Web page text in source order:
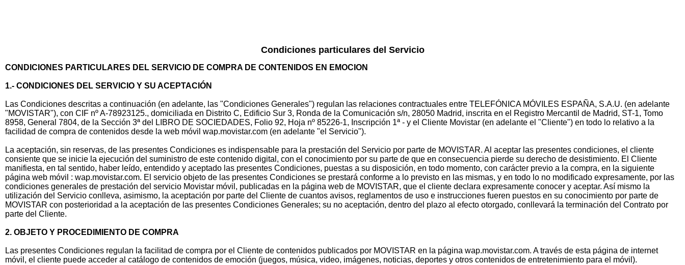
Condiciones particulares del Servicio
CONDICIONES PARTICULARES DEL SERVICIO DE COMPRA DE CONTENIDOS EN EMOCION
1.- CONDICIONES DEL SERVICIO Y SU ACEPTACIÓN
Las Condiciones descritas a continuación (en adelante, las "Condiciones Generales") regulan las relaciones contractuales entre TELEFÓNICA MÓVILES ESPAÑA, S.A.U. (en adelante
"MOVISTAR"), con CIF nº A-78923125., domiciliada en Distrito C, Edificio Sur 3, Ronda de la Comunicación s/n, 28050 Madrid, inscrita en el Registro Mercantil de Madrid, ST-1, Tomo
8958, General 7804, de la Sección 3ª del LIBRO DE SOCIEDADES, Folio 92, Hoja nº 85226-1, Inscripción 1ª - y el Cliente Movistar (en adelante el "Cliente") en todo lo relativo a la
facilidad de compra de contenidos desde la web móvil wap.movistar.com (en adelante "el Servicio").
La aceptación, sin reservas, de las presentes Condiciones es indispensable para la prestación del Servicio por parte de MOVISTAR. Al aceptar las presentes condiciones, el cliente
consiente que se inicie la ejecución del suministro de este contenido digital, con el conocimiento por su parte de que en consecuencia pierde su derecho de desistimiento. El Cliente
manifiesta, en tal sentido, haber leído, entendido y aceptado las presentes Condiciones, puestas a su disposición, en todo momento, con carácter previo a la compra, en la siguiente
página web móvil : wap.movistar.com. El servicio objeto de las presentes Condiciones se prestará conforme a lo previsto en las mismas, y en todo lo no modificado expresamente, por las
condiciones generales de prestación del servicio Movistar móvil, publicadas en la página web de MOVISTAR, que el cliente declara expresamente conocer y aceptar. Así mismo la
utilización del Servicio conlleva, asimismo, la aceptación por parte del Cliente de cuantos avisos, reglamentos de uso e instrucciones fueren puestos en su conocimiento por parte de
MOVISTAR con posterioridad a la aceptación de las presentes Condiciones Generales; su no aceptación, dentro del plazo al efecto otorgado, conllevará la terminación del Contrato por
parte del Cliente.
2. OBJETO Y PROCEDIMIENTO DE COMPRA
Las presentes Condiciones regulan la facilitad de compra por el Cliente de contenidos publicados por MOVISTAR en la página wap.movistar.com. A través de esta página de internet
móvil, el cliente puede acceder al catálogo de contenidos de emoción (juegos, música, video, imágenes, noticias, deportes y otros contenidos de entretenimiento para el móvil).